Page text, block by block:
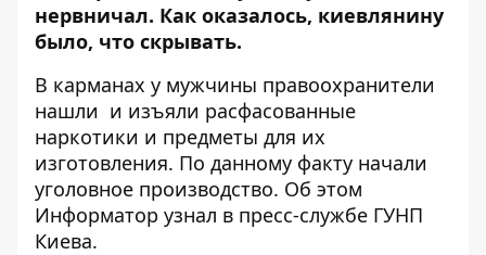
нервничал. Как оказалось, киевлянину
было, что скрывать.
В карманах у мужчины правоохранители
нашли и изъяли расфасованные
наркотики и предметы для их
изготовления. По данному факту начали
уголовное производство. Об этом
Информатор узнал в пресс-службе ГУНП
Киева.